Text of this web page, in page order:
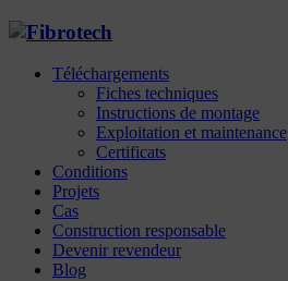
Téléchargements
Fiches techniques
Instructions de montage
Exploitation et maintenance
Certificats
Conditions
Projets
Cas
Construction responsable
Devenir revendeur
Blog